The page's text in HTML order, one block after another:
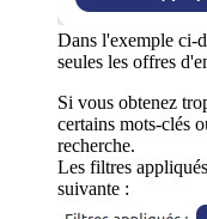
Dans l'exemple ci-
seules les offres
Si vous obtenez
certains mots-clés
recherche.
Les filtres
suivante :